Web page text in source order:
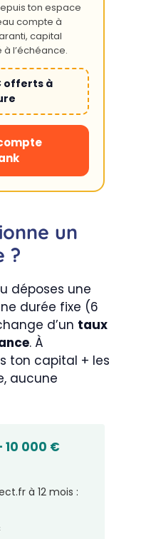
ton espace
compte à
capital
l’échéance.
offerts à
un
?
déposes une
durée fixe (6
d’un taux
. À
ton capital + les
aucune
10 000 €
à 12 mois :